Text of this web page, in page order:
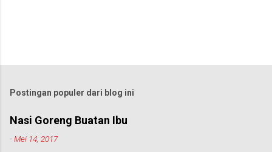
Postingan populer dari blog ini
Nasi Goreng Buatan Ibu
-Mei 14, 2017